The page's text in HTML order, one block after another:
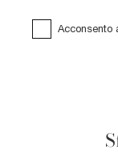
Acconsento